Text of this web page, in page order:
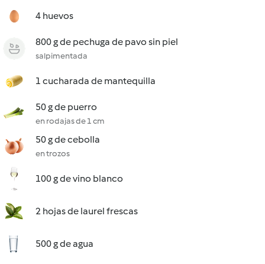
4 huevos
800 g de pechuga de pavo sin piel
salpimentada
1 cucharada de mantequilla
50 g de puerro
en rodajas de 1 cm
50 g de cebolla
en trozos
100 g de vino blanco
2 hojas de laurel frescas
500 g de agua